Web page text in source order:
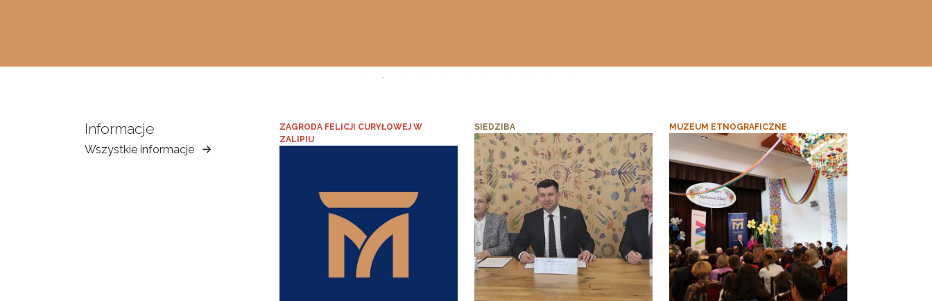
Informacje
Wszystkie informacje
Muzeum
ZAGRODA FELICJI CURYŁOWEJ W
ZALIPIU
SIEDZIBA MUZEUM ETNOGRAFICZNE